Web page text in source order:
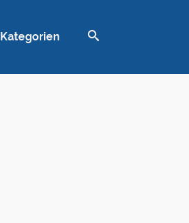
Kategorien